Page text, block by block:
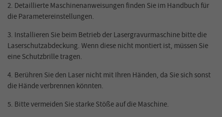
2. Detaillierte Maschinenanweisungen finden Sie im Handbuch für
die Parametereinstellungen.
3. Installieren Sie beim Betrieb der Lasergravurmaschine bitte die
Laserschutzabdeckung. Wenn diesenichtmontiertist, müssen Sie
eine Schutzbrille tragen.
4. Berühren Sie den Laser nicht mit Ihren Händen, da Sie sich sonst
die Hände verbrennen könnten.
5. Bitte vermeiden Sie starke Stöße auf die Maschine.